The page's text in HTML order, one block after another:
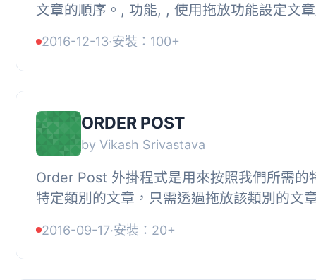
文章的順序。, 功能, , 使用拖放功能設定文
2016-12-13·安裝：100+
ORDER POST
by Vikash Srivastava
Order Post 外掛程式是用來按照我們所需的
特定類別的文章，只需透過拖放該類別的文
2016-09-17·安裝：20+